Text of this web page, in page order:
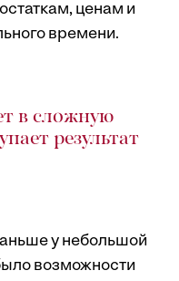
ценам и
времени.
в сложную
результат
у небольшой
возможности